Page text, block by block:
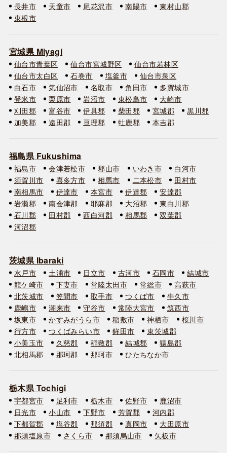
長井市
天童市 尾花沢市 南陽市
東村山郡
東根市
宮城県 Miyagi
仙台市青葉区 仙台市宮城野区
仙台市若林区
仙台市太白区
石巻市 塩釜市
仙台市泉区
白石市
気仙沼市 名取市 角田市
多賀城市
登米市
栗原市 岩沼市 東松島市
大崎市
刈田郡
富谷市 伊具郡 柴田郡 宮城郡
黒川郡
加美郡
遠田郡 亘理郡 牡鹿郡 本吉郡
福島県 Fukushima
福島市 会津若松市 郡山市 いわき市
白河市
須賀川市
喜多方市 相馬市 二本松市
田村市
南相馬市
伊達市 本宮市 伊達郡
安達郡
岩瀬郡
南会津郡 耶麻郡 大沼郡
東白川郡
石川郡
田村郡 西白河郡 相馬郡
双葉郡
河沼郡
茨城県 Ibaraki
水戸市 土浦市 日立市 古河市 石岡市
結城市
龍ケ崎市
下妻市 常陸太田市 常総市
高萩市
北茨城市
笠間市 取手市 つくば市
牛久市
鹿嶋市
潮来市 守谷市 常陸大宮市
筑西市
坂東市
かすみがうら市 稲敷市 神栖市
桜川市
行方市
つくばみらい市 鉾田市
東茨城郡
小美玉市
久慈郡 稲敷郡 結城郡
猿島郡
北相馬郡
那珂郡 那珂市 ひたちなか市
栃木県 Tochigi
宇都宮市 足利市 栃木市 佐野市
鹿沼市
日光市
小山市 下野市 芳賀郡
河内郡
下都賀郡
塩谷郡 那須郡 真岡市
大田原市
那須塩原市
さくら市 那須烏山市 矢板市